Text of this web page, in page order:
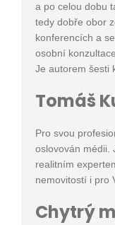
a po celou dobu
tedy dobře obor
konferencích a
osobní
Je autorem šesti
Tomáš
Pro svou
oslovován médii.
realitním
nemovitostí i pro
Chytrý